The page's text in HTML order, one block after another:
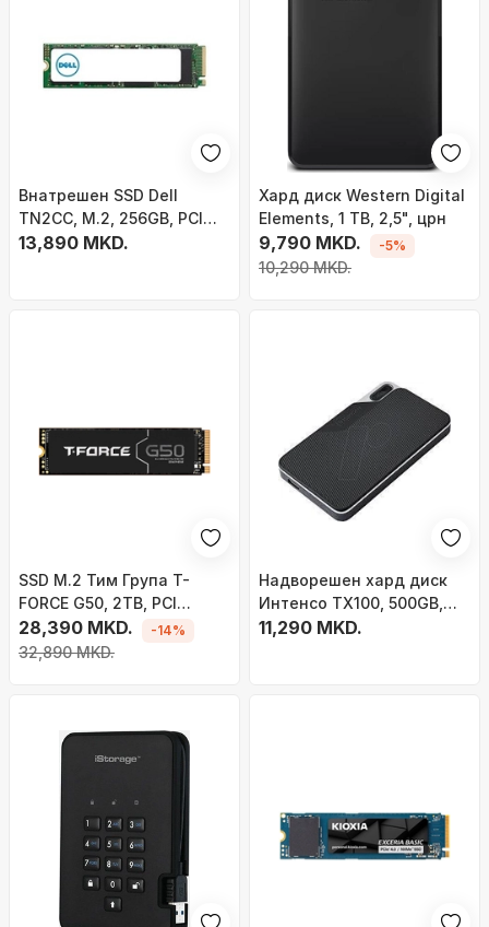
Внатрешен SSD Dell
TN2CC, M.2, 256GB, PCI
Express
13,890 MKD.
Хард диск Western Digital
Elements, 1 TB, 2,5", црн
9,790 MKD.
10,290 MKD.
-5%
SSD M.2 Тим Група T-
FORCE G50, 2TB, PCI
Express 4.0 NVMe, црн
28,390 MKD.
32,890 MKD.
-14%
Надворешен хард диск
Интенсо TX100, 500GB,
USB 3.2, црн
11,290 MKD.